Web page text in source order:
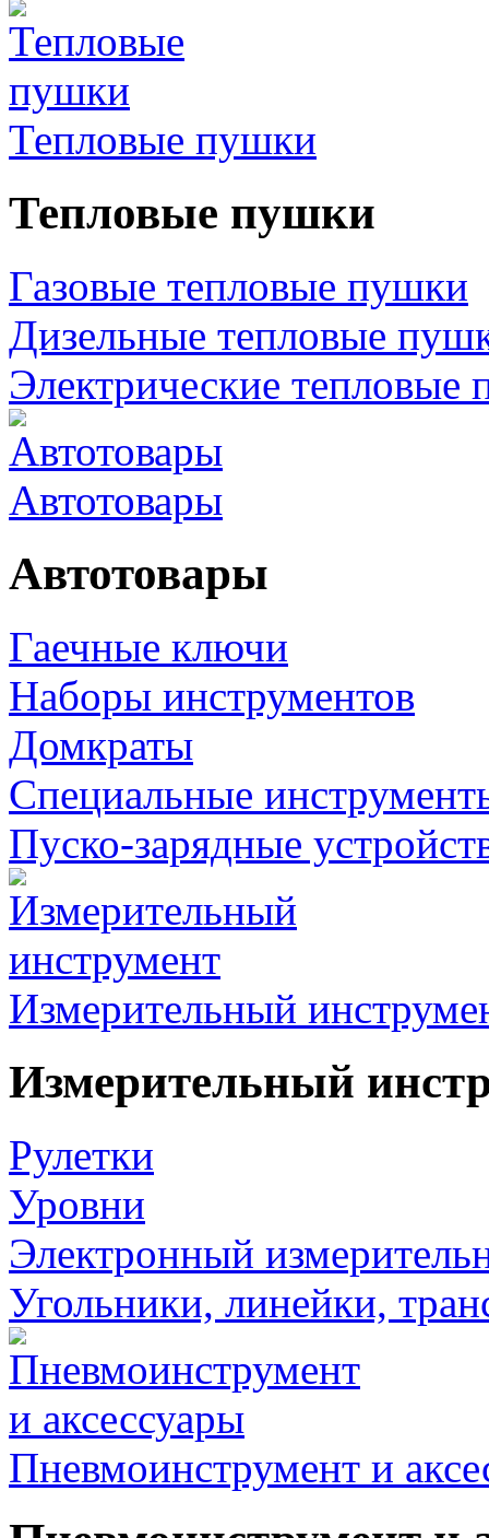
Тепловые пушки
Тепловые пушки
Газовые тепловые пушки
Дизельные тепловые
Электрические тепловые
Автотовары
Автотовары
Гаечные ключи
Наборы инструментов
Домкраты
Специальные
Пуско-зарядные
Измерительный
Измерительный
Рулетки
Уровни
Электронный
Угольники, линейки,
Пневмоинструмент и